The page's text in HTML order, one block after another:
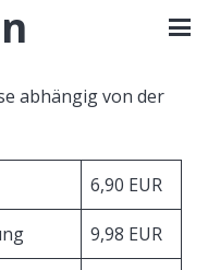
abhängig von der
6,90 EUR
9,98 EUR